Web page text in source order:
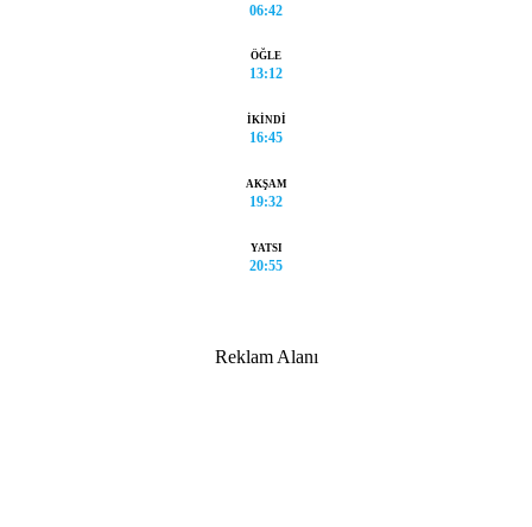
06:42
ÖĞLE
13:12
İKINDI
16:45
AKŞAM
19:32
YATSI
20:55
Reklam Alanı